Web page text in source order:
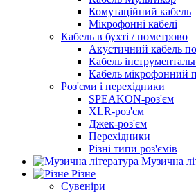
Комутаційний кабель
Мікрофонні кабелі
Кабель в бухті / пометрово
Акустичний кабель
Кабель
Кабель мікрофонний
Роз'єми і перехідники
SPEAKON-роз'єм
XLR-роз'єм
Джек-роз'єм
Перехідники
Різні типи роз'ємів
Музична
Різне
Сувеніри